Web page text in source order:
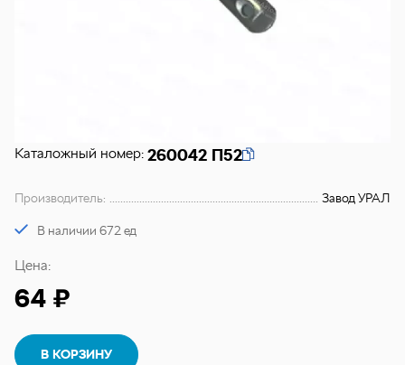
Каталожный номер: 260042 П52
Производитель: Завод УРАЛ
В наличии 672 ед
Цена:
64 ₽
В КОРЗИНУ